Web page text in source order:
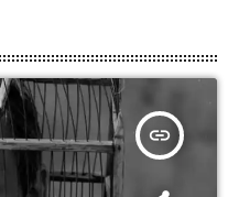
insert_link